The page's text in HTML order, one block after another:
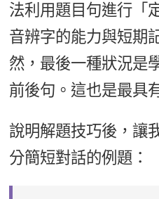
法利用題目句進行「
音辨字的能力與短期
然，最後一種狀況是
前後句。這也是最具
說明解題技巧後，讓
分簡短對話的例題：